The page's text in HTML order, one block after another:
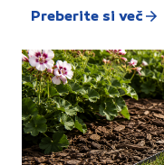
Preberite si več